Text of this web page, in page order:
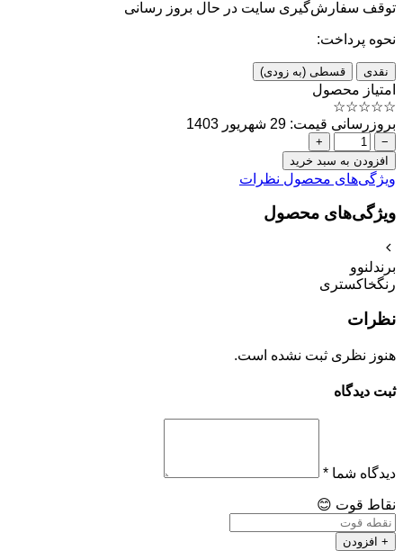
توقف سفارش‌گیری سایت در حال بروز رسانی
نحوه پرداخت:
نقدی قسطی (به زودی)
امتیاز محصول
☆
☆
☆
☆
☆
بروزرسانی قیمت: 29 شهریور 1403
−
+
افزودن به سبد خرید
ویژگی‌های محصول نظرات
ویژگی‌های محصول
برندلنوو
رنگخاکستری
نظرات
هنوز نظری ثبت نشده است.
ثبت دیدگاه
دیدگاه شما *
نقاط قوت 😊
+ افزودن